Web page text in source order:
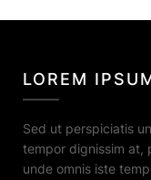
LOREM
Sed ut perspiciatis
tempor dignissim at,
unde omnis iste